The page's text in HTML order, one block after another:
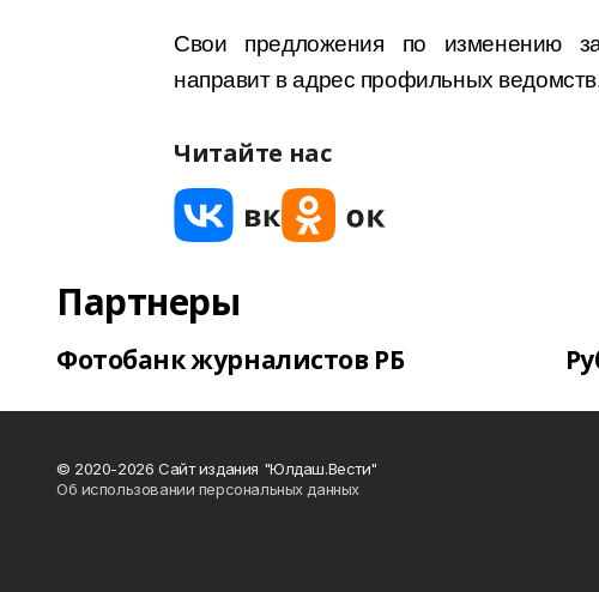
Свои предложения по изменению
направит в адрес профильных
Читайте нас
Партнеры
Фотобанк журналистов РБ
© 2020-2026 Сайт издания "Юлдаш.Вести"
Об использовании персональных данных